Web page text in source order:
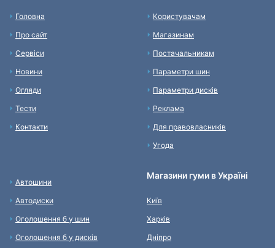
Головна
Про сайт
Сервіси
Новини
Огляди
Тести
Контакти
Користувачам
Магазинам
Постачальникам
Параметри шин
Параметри дисків
Реклама
Для правовласників
Угода
Автошини
Автодиски
Оголошення б у шин
Оголошення б у дисків
Магазини гуми в Україні
Київ
Харків
Дніпро